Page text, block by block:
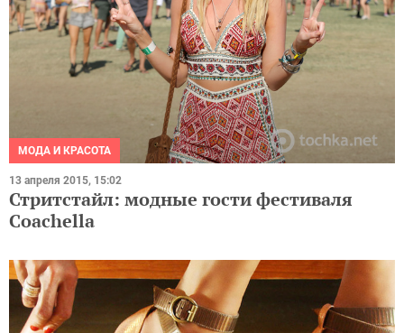
МОДА И КРАСОТА
13 апреля 2015, 15:02
Стритстайл: модные гости фестиваля
Coachella